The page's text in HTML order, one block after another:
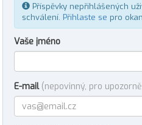
Příspěvky nepřihlášených
schválení. Přihlaste se pro
Vaše jméno
E-mail (nepovinný, pro